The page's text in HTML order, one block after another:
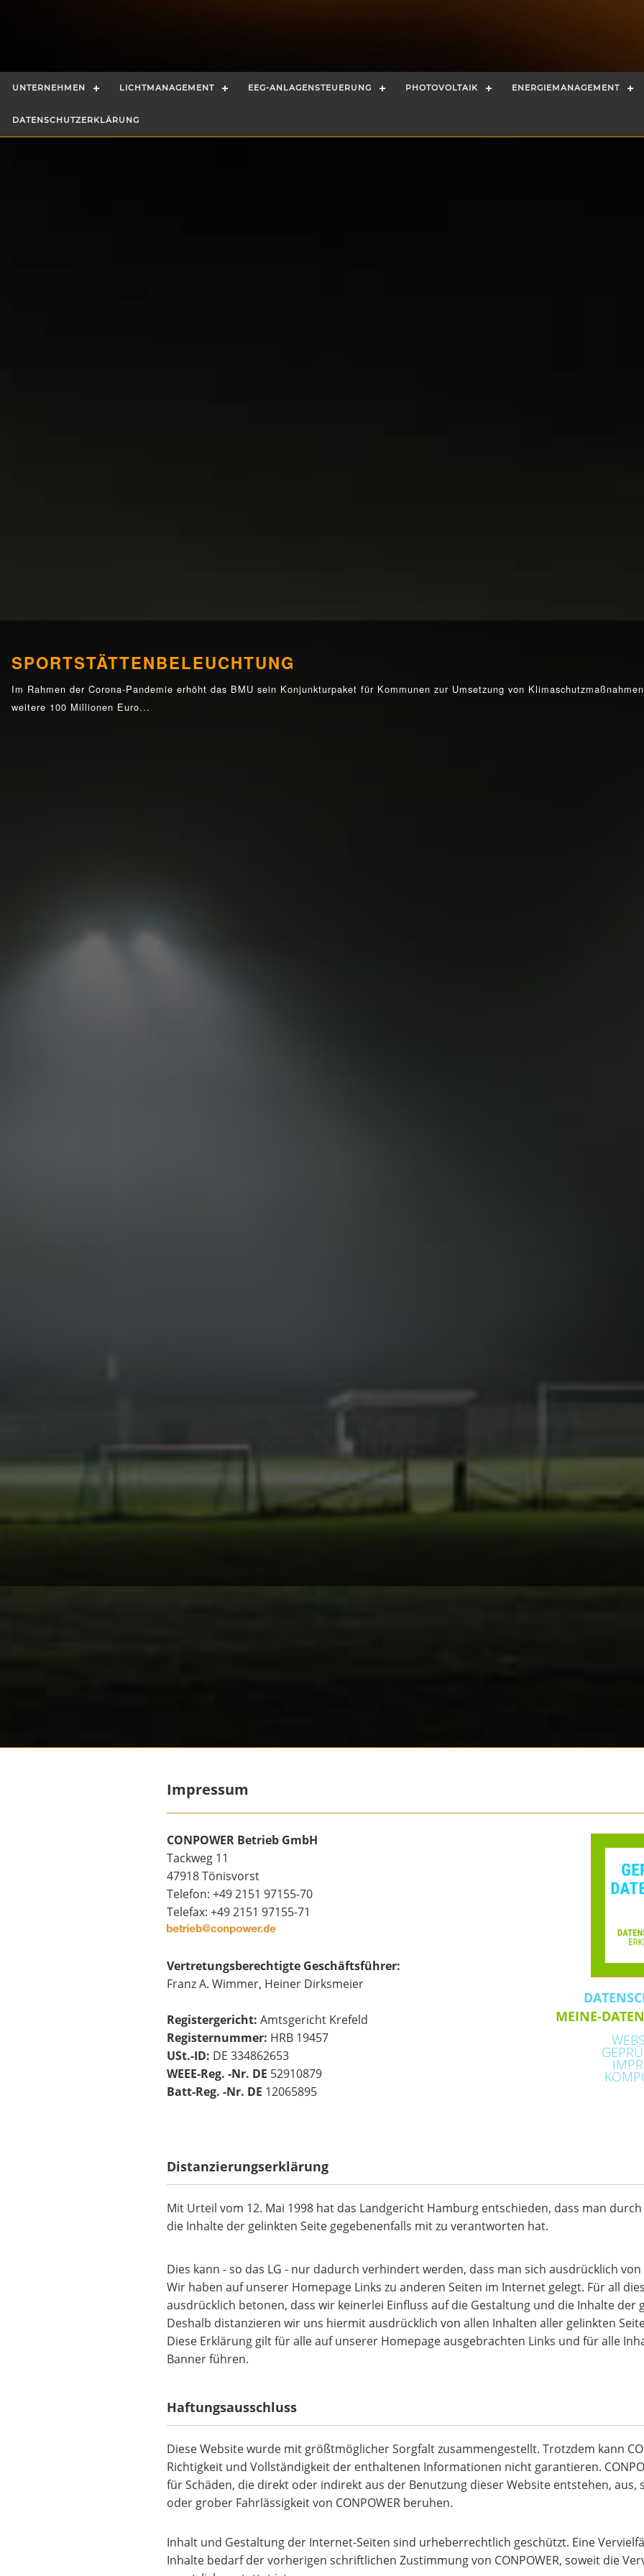
UNTERNEHMEN LICHTMANAGEMENT EEG-ANLAGENSTEUERUNG PHOTOVOLTAIK ENERGIEMANAGEMENT
DATENSCHUTZERKLÄRUNG
SPORTSTÄTTENBELEUCHTUNG
Im Rahmen der Corona-Pandemie erhöht das BMU sein Konjunkturpaket für Kommunen zur Umsetzung von
weitere 100 Millionen Euro...
Impressum
CONPOWER Betrieb GmbH
Tackweg 11
47918 Tönisvorst
Telefon: +49 2151 97155-70
Telefax: +49 2151 97155-71
Vertretungsberechtigte Geschäftsführer:
Franz A. Wimmer, Heiner Dirksmeier
Registergericht: Amtsgericht Krefeld
Registernummer: HRB 19457
USt.-ID: DE 334862653
WEEE-Reg. -Nr. DE 52910879
Batt-Reg. -Nr. DE 12065895
MEINE-
Distanzierungserklärung
Mit Urteil vom 12. Mai 1998 hat das Landgericht Hamburg entschieden, dass man
die Inhalte der gelinkten Seite gegebenenfalls mit zu verantworten hat.
Dies kann - so das LG - nur dadurch verhindert werden, dass man sich ausdrücklich
Wir haben auf unserer Homepage Links zu anderen Seiten im Internet gelegt. Für all
ausdrücklich betonen, dass wir keinerlei Einfluss auf die Gestaltung und die Inhalte der
Deshalb distanzieren wir uns hiermit ausdrücklich von allen Inhalten aller gelinkten
Diese Erklärung gilt für alle auf unserer Homepage ausgebrachten Links und für alle
Banner führen.
Haftungsausschluss
Diese Website wurde mit größtmöglicher Sorgfalt zusammengestellt. Trotzdem kann
Richtigkeit und Vollständigkeit der enthaltenen Informationen nicht garantieren.
für Schäden, die direkt oder indirekt aus der Benutzung dieser Website entstehen, aus,
oder grober Fahrlässigkeit von CONPOWER beruhen.
Inhalt und Gestaltung der Internet-Seiten sind urheberrechtlich geschützt. Eine
Inhalte bedarf der vorherigen schriftlichen Zustimmung von CONPOWER, soweit die